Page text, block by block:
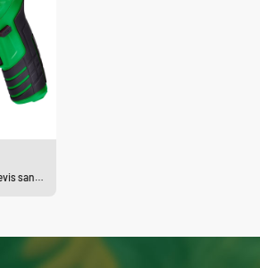
50PCS Ensemble de tournevis sans fil Li-ion